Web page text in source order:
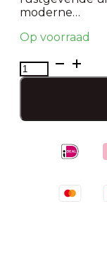
moderne…
Op voorraad
PTMD
tafellamp
aantal